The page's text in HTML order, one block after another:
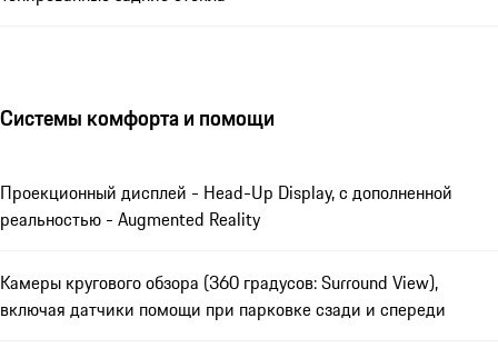
Системы комфорта и помощи
Проекционный дисплей - Head-Up Display, с дополненной
реальностью - Augmented Reality
Камеры кругового обзора (360 градусов: Surround View),
включая датчики помощи при парковке сзади и спереди